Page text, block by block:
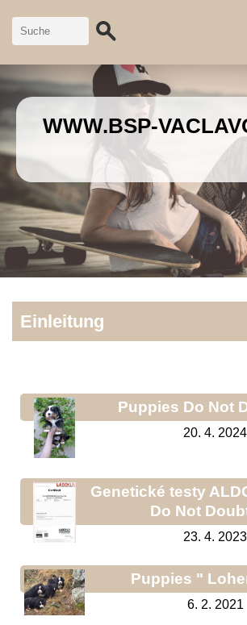
WWW.BSP-
Einleitung
Puppies Do Not
20. 4. 2024
Genetické testy
Do Not
23. 4. 2023
Puppies "
6. 2. 2021